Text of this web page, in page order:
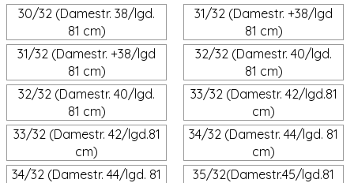
30/32 (Damestr. 38/lgd.
81 cm)
31/32 (Damestr. +38/lgd
81 cm)
32/32 (Damestr. 40/lgd.
81 cm)
33/32 (Damestr. 42/lgd.81
cm)
34/32 (Damestr. 44/lgd. 81
31/32 (Damestr. +38/lgd
81 cm)
32/32 (Damestr. 40/lgd.
81 cm)
33/32 (Damestr. 42/lgd.81
cm)
34/32 (Damestr. 44/lgd. 81
cm)
35/32(Damestr.45/lgd.81